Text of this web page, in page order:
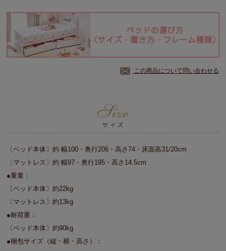
この商品について問い合わせる
〔ベッド本体〕約 幅100・奥行206・高さ74・床面高31/20cm
〔マットレス〕約 幅97・奥行195・高さ14.5cm
●重量：
〔ベッド本体〕約22kg
〔マットレス〕約13kg
●耐荷重：
〔ベッド本体〕約90kg
●梱包サイズ（縦・横・高さ）：